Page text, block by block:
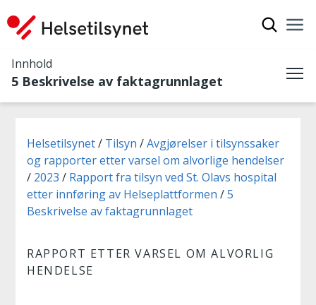
Innhold
5 Beskrivelse av faktagrunnlaget
Du er her:
Helsetilsynet Tilsyn
Avgjørelser i tilsynssaker
og rapporter etter varsel om alvorlige hendelser
2023
Rapport fra tilsyn ved St. Olavs hospital
etter innføring av Helseplattformen
5
Beskrivelse av faktagrunnlaget
RAPPORT ETTER VARSEL OM ALVORLIG
HENDELSE